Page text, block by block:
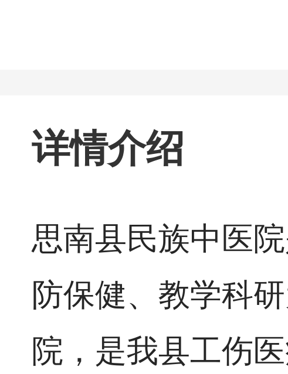
详情介绍
思南县民族中医
防保健、教学科
院，是我县工伤